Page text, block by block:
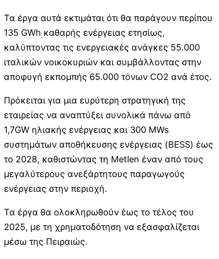
Τα έργα αυτά εκτιμάται ότι θα παράγουν περίπου
135 GWh καθαρής ενέργειας ετησίως,
καλύπτοντας τις ενεργειακές ανάγκες 55.000
ιταλικών νοικοκυριών και συμβάλλοντας στην
αποφυγή εκπομπής 65.000 τόνων CO2 ανά έτος.
Πρόκειται για μια ευρύτερη στρατηγική της
εταιρείας να αναπτύξει συνολικά πάνω από
1,7GW ηλιακής ενέργειας και 300 MWs
συστημάτων αποθήκευσης ενέργειας (BESS) έως
το 2028, καθιστώντας τη Metlen έναν από τους
μεγαλύτερους ανεξάρτητους παραγωγούς
ενέργειας στην περιοχή.
Τα έργα θα ολοκληρωθούν έως το τέλος του
2025, με τη χρηματοδότηση να εξασφαλίζεται
μέσω της Πειραιώς.